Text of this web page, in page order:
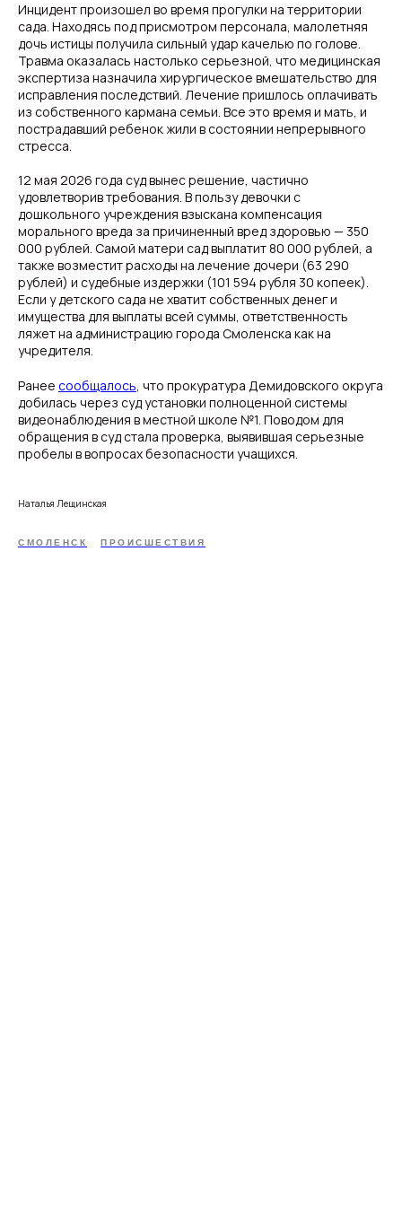
Инцидент произошел во время прогулки на территории
сада. Находясь под присмотром персонала, малолетняя
дочь истицы получила сильный удар качелью по голове.
Травма оказалась настолько серьезной, что медицинская
экспертиза назначила хирургическое вмешательство для
исправления последствий. Лечение пришлось оплачивать
из собственного кармана семьи. Все это время и мать, и
пострадавший ребенок жили в состоянии непрерывного
стресса.
12 мая 2026 года суд вынес решение, частично
удовлетворив требования. В пользу девочки с
дошкольного учреждения взыскана компенсация
морального вреда за причиненный вред здоровью — 350
000 рублей. Самой матери сад выплатит 80 000 рублей, а
также возместит расходы на лечение дочери (63 290
рублей) и судебные издержки (101 594 рубля 30 копеек).
Если у детского сада не хватит собственных денег и
имущества для выплаты всей суммы, ответственность
ляжет на администрацию города Смоленска как на
учредителя.
Ранее сообщалось, что прокуратура Демидовского округа
добилась через суд установки полноценной системы
видеонаблюдения в местной школе №1. Поводом для
обращения в суд стала проверка, выявившая серьезные
пробелы в вопросах безопасности учащихся.
Наталья Лещинская
СМОЛЕНСК ПРОИСШЕСТВИЯ